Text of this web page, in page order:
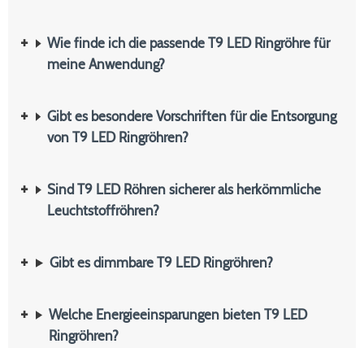
Wie finde ich die passende T9 LED Ringröhre für
meine Anwendung?
Gibt es besondere Vorschriften für die Entsorgung
von T9 LED Ringröhren?
Sind T9 LED Röhren sicherer als herkömmliche
Leuchtstoffröhren?
Gibt es dimmbare T9 LED Ringröhren?
Welche Energieeinsparungen bieten T9 LED
Ringröhren?